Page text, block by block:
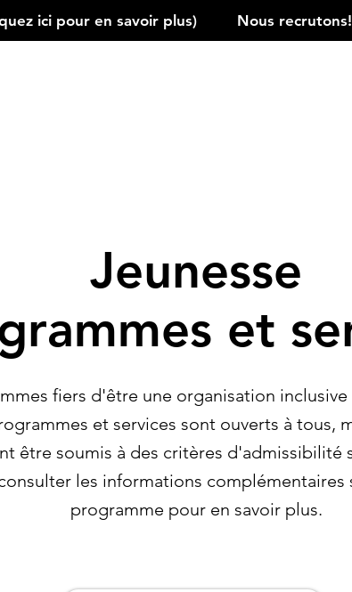
ici pour en savoir plus)
Jeunesse
et
fiers d'être une organisation
et services sont ouverts à tous,
être soumis à des critères d'admissibilité
les informations complémentaires
programme pour en savoir plus.